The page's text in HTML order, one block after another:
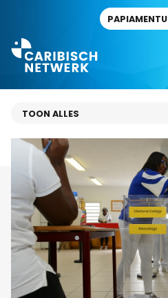
PAPIAMENTU